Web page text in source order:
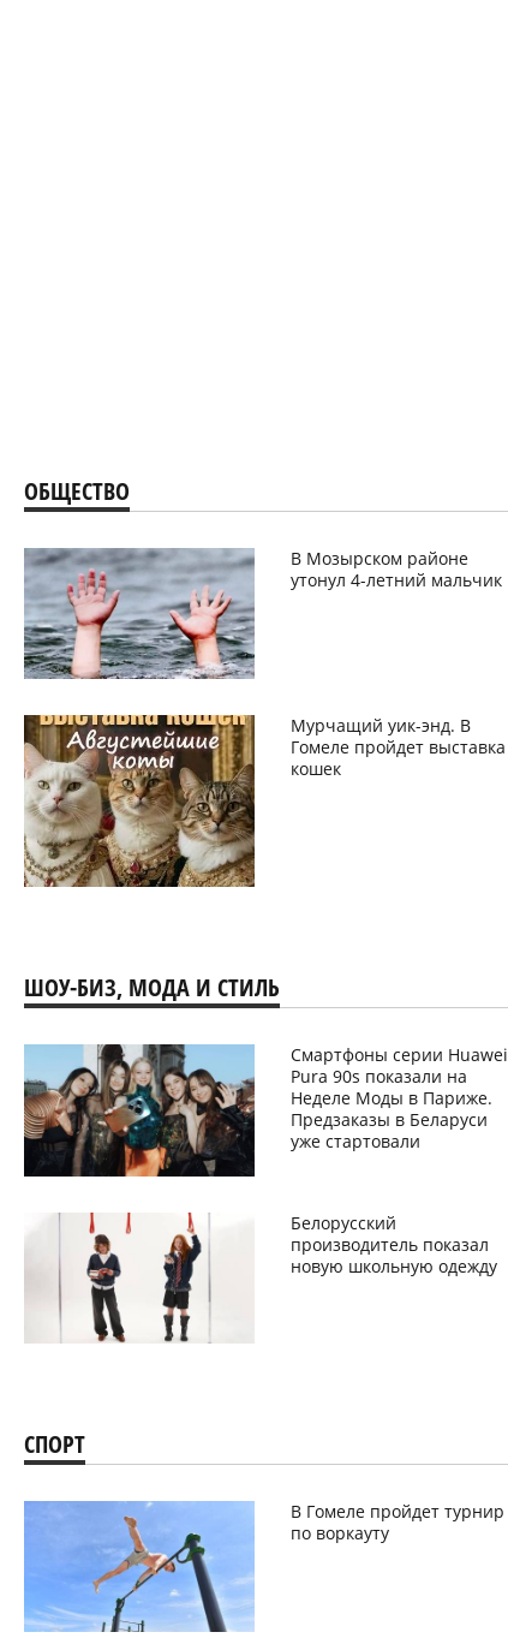
ОБЩЕСТВО
В Мозырском районе
утонул 4-летний мальчик
Мурчащий уик-энд. В
Гомеле пройдет выставка
кошек
ШОУ-БИЗ, МОДА И СТИЛЬ
Смартфоны серии Huawei
Pura 90s показали на
Неделе Моды в Париже.
Предзаказы в Беларуси
уже стартовали
Белорусский
производитель показал
новую школьную одежду
СПОРТ
В Гомеле пройдет турнир
по воркауту